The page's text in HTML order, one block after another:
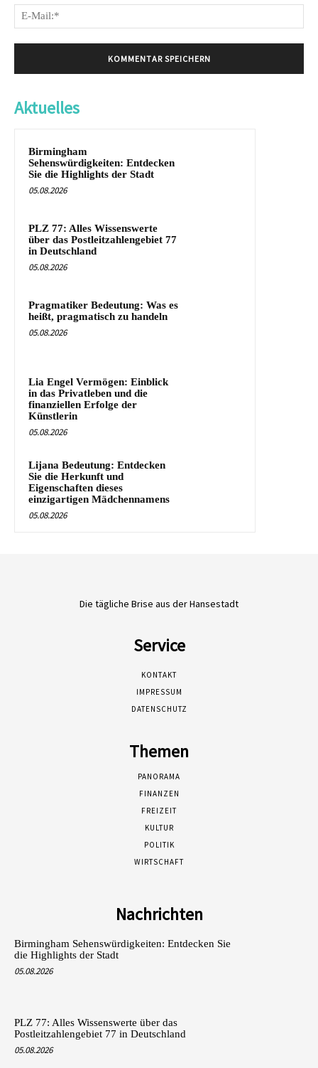
Aktuelles
Birmingham
Sehenswürdigkeiten: Entdecken
Sie die Highlights der Stadt
05.08.2026
PLZ 77: Alles Wissenswerte
über das Postleitzahlengebiet 77
in Deutschland
05.08.2026
Pragmatiker Bedeutung: Was es
heißt, pragmatisch zu handeln
05.08.2026
Lia Engel Vermögen: Einblick
in das Privatleben und die
finanziellen Erfolge der
Künstlerin
05.08.2026
Lijana Bedeutung: Entdecken
Sie die Herkunft und
Eigenschaften dieses
einzigartigen Mädchennamens
05.08.2026
Die tägliche Brise aus der Hansestadt
Service
KONTAKT
IMPRESSUM
DATENSCHUTZ
Themen
PANORAMA
FINANZEN
FREIZEIT
KULTUR
POLITIK
WIRTSCHAFT
Nachrichten
Birmingham Sehenswürdigkeiten: Entdecken Sie
die Highlights der Stadt
05.08.2026
PLZ 77: Alles Wissenswerte über das
Postleitzahlengebiet 77 in Deutschland
05.08.2026